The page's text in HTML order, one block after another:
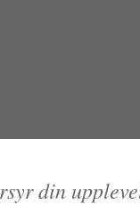
din